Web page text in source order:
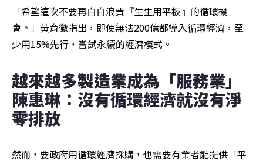
「希望這次不要再白白浪費『生生用平板』的循環機
會。」黃育徵指出，即使無法200億都導入循環經濟，至
少用15%先行，嘗試永續的經濟模式。
越來越多製造業成為「服務業」
陳惠琳：沒有循環經濟就沒有淨
零排放
然而，要政府用循環經濟採購，也需要有業者能提供「平